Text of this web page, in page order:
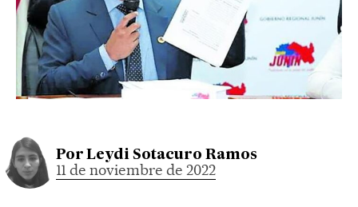
Por Leydi Sotacuro Ramos
11 de noviembre de 2022